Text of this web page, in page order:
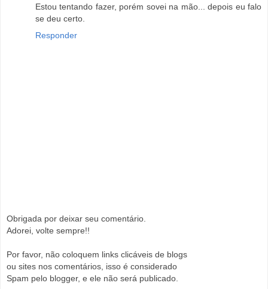
Estou tentando fazer, porém sovei na mão... depois eu falo
se deu certo.
Responder
Obrigada por deixar seu comentário.
Adorei, volte sempre!!
Por favor, não coloquem links clicáveis de blogs
ou sites nos comentários, isso é considerado
Spam pelo blogger, e ele não será publicado.